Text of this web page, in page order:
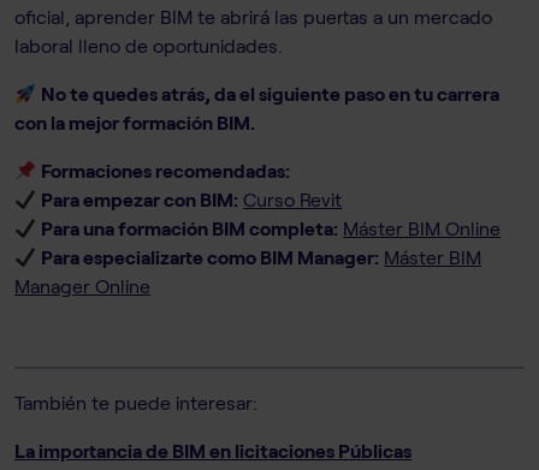
oficial, aprender BIM te abrirá las puertas a un mercado
laboral lleno de oportunidades.
No te quedes atrás, da el siguiente paso en tu carrera
con la mejor formación BIM.
Formaciones recomendadas:
Para empezar con BIM: Curso Revit
Para una formación BIM completa: Máster BIM Online
Para especializarte como BIM Manager: Máster BIM
Manager Online
También te puede interesar:
La importancia de BIM en licitaciones Públicas